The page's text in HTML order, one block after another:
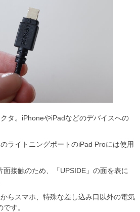
タ。iPhoneやiPadなどのデバイスへの
ライトニングポートの⁡⁡iPad Proには使用
接触のため、「UPSIDE」の面を表に
らスマホ、特殊な差し込み口以外の電気
す。